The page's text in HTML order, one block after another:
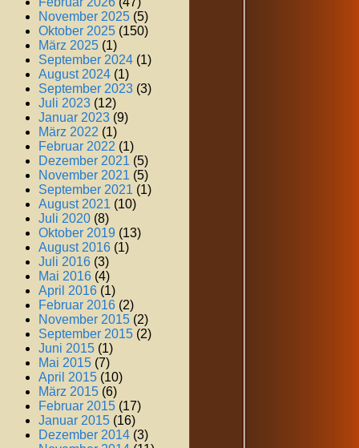
November 2025 (5)
Oktober 2025 (150)
März 2025 (1)
September 2024 (1)
August 2024 (1)
September 2023 (3)
Juli 2023 (12)
Januar 2023 (9)
März 2022 (1)
Februar 2022 (1)
Dezember 2021 (5)
November 2021 (5)
September 2021 (1)
August 2021 (10)
Juli 2020 (8)
Oktober 2019 (13)
August 2016 (1)
Juli 2016 (3)
Mai 2016 (4)
April 2016 (1)
Februar 2016 (2)
November 2015 (2)
September 2015 (2)
Juni 2015 (1)
Mai 2015 (7)
April 2015 (10)
März 2015 (6)
Februar 2015 (17)
Januar 2015 (16)
Dezember 2014 (3)